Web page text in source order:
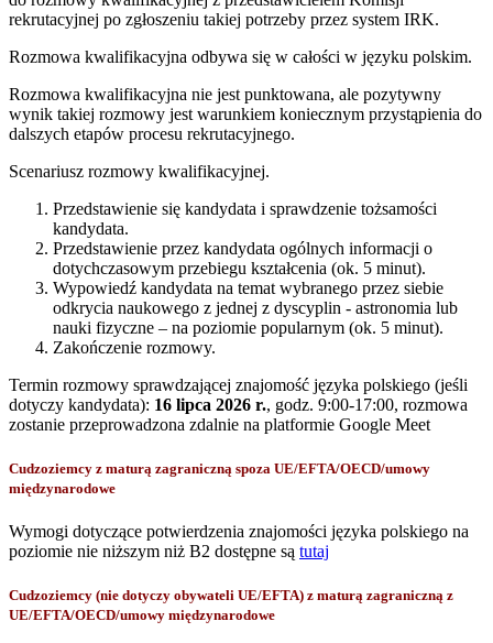
rekrutacyjnej po zgłoszeniu takiej potrzeby przez system IRK.
Rozmowa kwalifikacyjna odbywa się w całości w języku polskim.
Rozmowa kwalifikacyjna nie jest punktowana, ale pozytywny
wynik takiej rozmowy jest warunkiem koniecznym przystąpienia do
dalszych etapów procesu rekrutacyjnego.
Scenariusz rozmowy kwalifikacyjnej.
Przedstawienie się kandydata i sprawdzenie tożsamości
kandydata.
Przedstawienie przez kandydata ogólnych informacji o
dotychczasowym przebiegu kształcenia (ok. 5 minut).
Wypowiedź kandydata na temat wybranego przez siebie
odkrycia naukowego z jednej z dyscyplin - astronomia lub
nauki fizyczne – na poziomie popularnym (ok. 5 minut).
Zakończenie rozmowy.
Termin rozmowy sprawdzającej znajomość języka polskiego (jeśli
dotyczy kandydata): 16 lipca 2026 r., godz. 9:00-17:00, rozmowa
zostanie przeprowadzona zdalnie na platformie Google Meet
Cudzoziemcy z maturą zagraniczną spoza UE/EFTA/OECD/umowy
międzynarodowe
Wymogi dotyczące potwierdzenia znajomości języka polskiego na
poziomie nie niższym niż B2 dostępne są tutaj
Cudzoziemcy (nie dotyczy obywateli UE/EFTA) z maturą zagraniczną z
UE/EFTA/OECD/umowy międzynarodowe